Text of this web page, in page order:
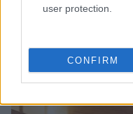
user protection.
CONFIRM